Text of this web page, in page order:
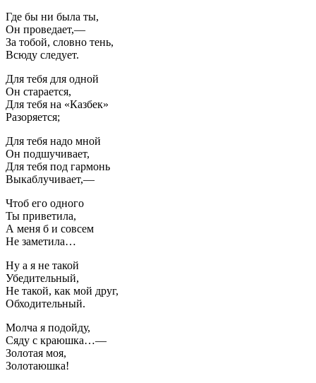
Где бы ни была ты,
Он проведает,—
За тобой, словно тень,
Всюду следует.
Для тебя для одной
Он старается,
Для тебя на «Казбек»
Разоряется;
Для тебя надо мной
Он подшучивает,
Для тебя под гармонь
Выкаблучивает,—
Чтоб его одного
Ты приветила,
А меня б и совсем
Не заметила…
Ну а я не такой
Убедительный,
Не такой, как мой друг,
Обходительный.
Молча я подойду,
Сяду с краюшка…—
Золотая моя,
Золотаюшка!